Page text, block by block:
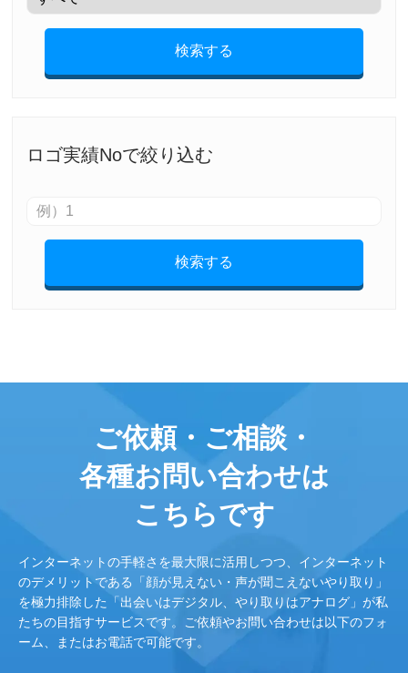
検索する
ロゴ実績Noで絞り込む
検索する
ご依頼・ご相談・
各種お問い合わせは
こちらです
インターネットの手軽さを最大限に活用しつつ、インターネット
のデメリットである「顔が見えない・声が聞こえないやり取り」
を極力排除した「出会いはデジタル、やり取りはアナログ」が私
たちの目指すサービスです。ご依頼やお問い合わせは以下のフォ
ーム、またはお電話で可能です。